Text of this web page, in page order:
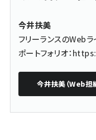
今井扶美
フリーランスのWebラ
ポートフォリオ：
今井扶美（Web担